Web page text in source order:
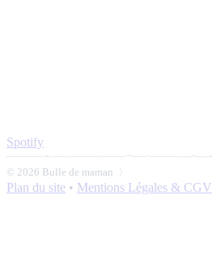
Spotify
© 2026 Bulle de maman 〉
Plan du site • Mentions Légales & CGV